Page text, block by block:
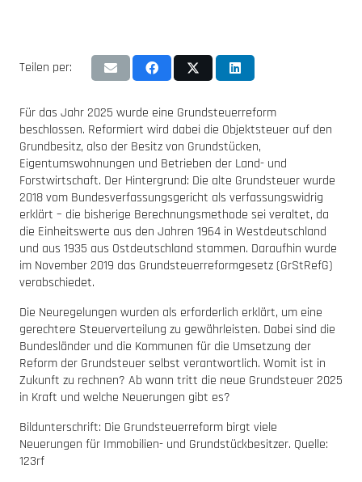
Teilen per:
Für das Jahr 2025 wurde eine Grundsteuerreform
beschlossen. Reformiert wird dabei die Objektsteuer auf den
Grundbesitz, also der Besitz von Grundstücken,
Eigentumswohnungen und Betrieben der Land- und
Forstwirtschaft. Der Hintergrund: Die alte Grundsteuer wurde
2018 vom Bundesverfassungsgericht als verfassungswidrig
erklärt – die bisherige Berechnungsmethode sei veraltet, da
die Einheitswerte aus den Jahren 1964 in Westdeutschland
und aus 1935 aus Ostdeutschland stammen. Daraufhin wurde
im November 2019 das Grundsteuerreformgesetz (GrStRefG)
verabschiedet.
Die Neuregelungen wurden als erforderlich erklärt, um eine
gerechtere Steuerverteilung zu gewährleisten. Dabei sind die
Bundesländer und die Kommunen für die Umsetzung der
Reform der Grundsteuer selbst verantwortlich. Womit ist in
Zukunft zu rechnen? Ab wann tritt die neue Grundsteuer 2025
in Kraft und welche Neuerungen gibt es?
Bildunterschrift: Die Grundsteuerreform birgt viele
Neuerungen für Immobilien- und Grundstückbesitzer. Quelle:
123rf